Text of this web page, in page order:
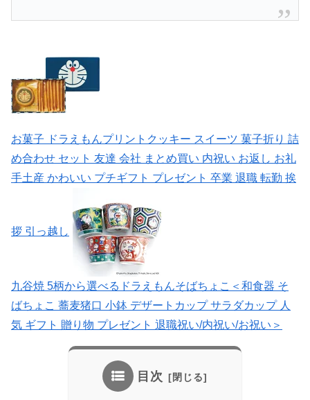
お菓子 ドラえもんプリントクッキー スイーツ 菓子折り 詰
め合わせ セット 友達 会社 まとめ買い 内祝い お返し お礼
手土産 かわいい プチギフト プレゼント 卒業 退職 転勤 挨
拶 引っ越し
九谷焼 5柄から選べるドラえもんそばちょこ＜和食器 そ
ばちょこ 蕎麦猪口 小鉢 デザートカップ サラダカップ 人
気 ギフト 贈り物 プレゼント 退職祝い/内祝い/お祝い＞
目次